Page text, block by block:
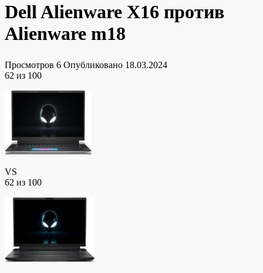
Dell Alienware X16 против
Alienware m18
Просмотров 6 Опубликовано 18.03.2024
62 из 100
VS
62 из 100